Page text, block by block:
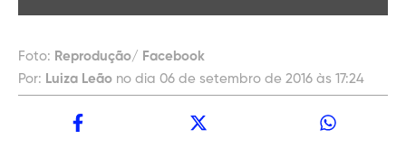
Foto: Reprodução/ Facebook
Por: Luiza Leão no dia 06 de setembro de 2016 às 17:24